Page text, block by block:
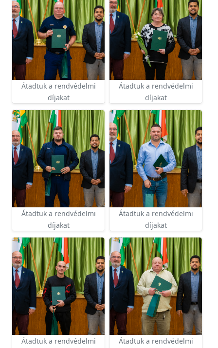
Átadtuk a rendvédelmi
díjakat
Átadtuk a rendvédelmi
díjakat
Átadtuk a rendvédelmi
díjakat
Átadtuk a rendvédelmi
díjakat
Átadtuk a rendvédelmi
Átadtuk a rendvédelmi